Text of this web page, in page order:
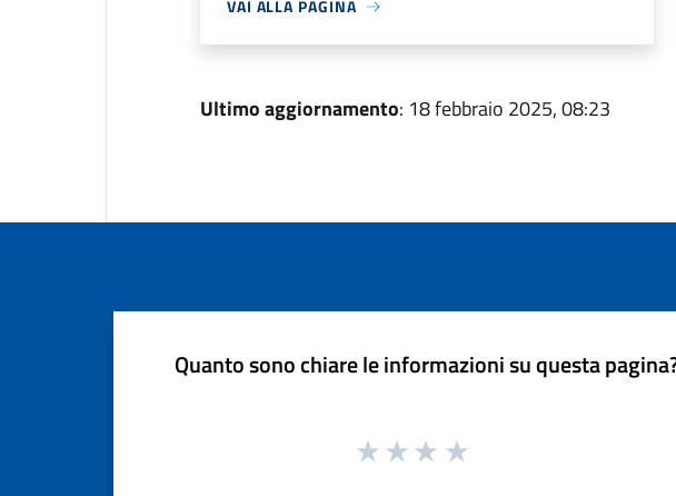
VAI ALLA PAGINA
Ultimo aggiornamento: 18 febbraio 2025, 08:23
Quanto sono chiare le informazioni su questa